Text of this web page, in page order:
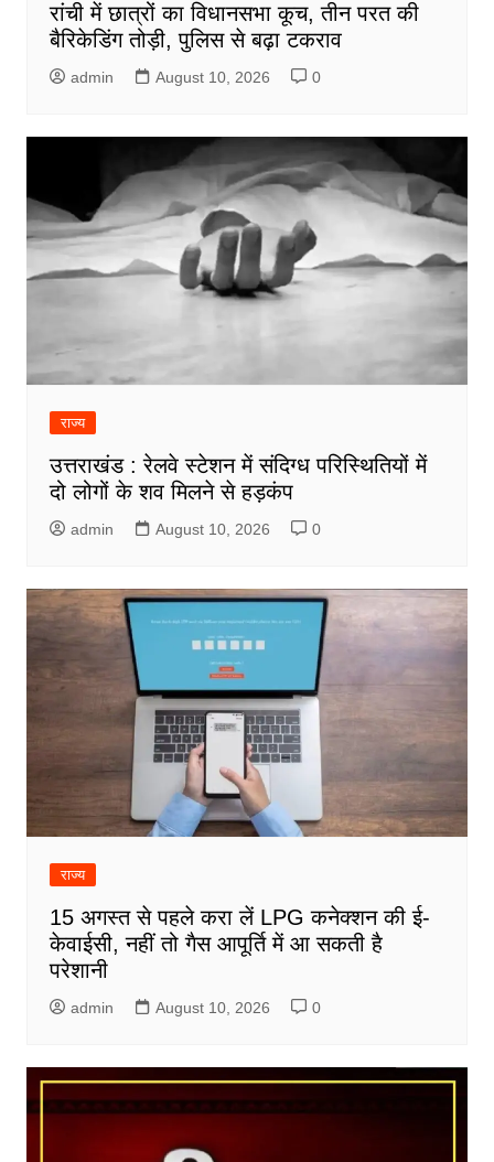
रांची में छात्रों का विधानसभा कूच, तीन परत की
बैरिकेडिंग तोड़ी, पुलिस से बढ़ा टकराव
admin August 10, 2026 0
राज्य
उत्तराखंड : रेलवे स्टेशन में संदिग्ध परिस्थितियों में
दो लोगों के शव मिलने से हड़कंप
admin August 10, 2026 0
राज्य
15 अगस्त से पहले करा लें LPG कनेक्शन की ई-
केवाईसी, नहीं तो गैस आपूर्ति में आ सकती है
परेशानी
admin August 10, 2026 0